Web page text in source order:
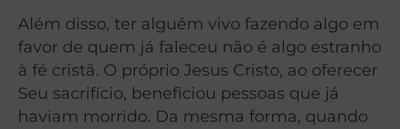
Além disso, ter alguém vivo fazendo algo em
favor de quem já faleceu não é algo estranho
à fé cristã. O próprio Jesus Cristo, ao oferecer
Seu sacrifício, beneficiou pessoas que já
haviam morrido. Da mesma forma, quando